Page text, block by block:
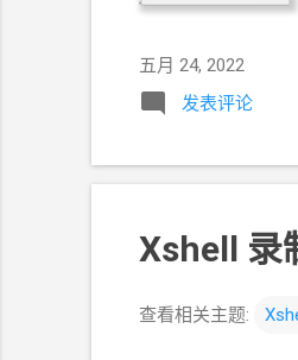
五月 24, 2022
发表评论
Xshell 录
查看相关主题: